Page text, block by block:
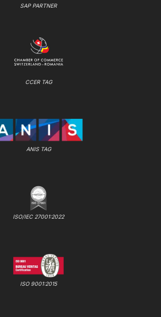
SAP PARTNER
CCER TAG
ANIS TAG
ISO/IEC 27001:2022
ISO 9001:2015